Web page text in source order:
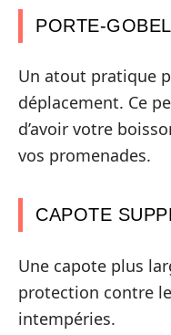
PORTE-
Un atout pratique
déplacement. Ce
d’avoir votre
vos promenades.
CAPOTE
Une capote plus
protection contre
intempéries.